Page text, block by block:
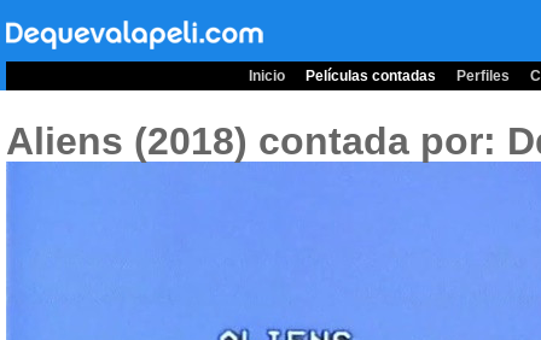
Inicio Películas contadas Perfiles
Aliens (2018) contada por: